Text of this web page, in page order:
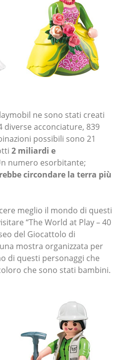
ne sono stati creati
diverse acconciature, 839
possibili sono 21
2 miliardi e
numero esorbitante;
circondare la terra più
meglio il mondo di questi
“The World at Play – 40
del Giocattolo di
mostra organizzata per
di questi personaggi che
che sono stati bambini.